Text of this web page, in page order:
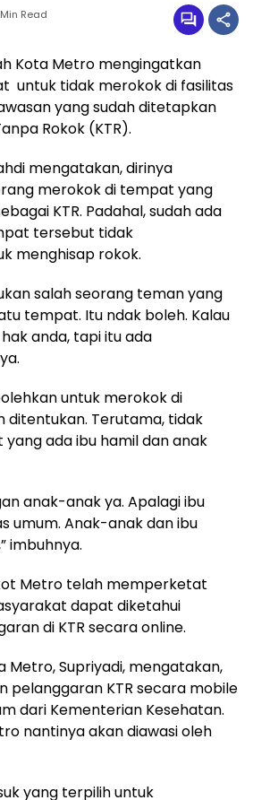
Min Read
Kota Metro mengingatkan
untuk tidak merokok di fasilitas
yang sudah ditetapkan
Rokok (KTR).
mengatakan, dirinya
merokok di tempat yang
KTR. Padahal, sudah ada
tersebut tidak
menghisap rokok.
salah seorang teman yang
tempat. Itu ndak boleh. Kalau
anda, tapi itu ada
untuk merokok di
ditentukan. Terutama, tidak
ada ibu hamil dan anak
anak-anak ya. Apalagi ibu
umum. Anak-anak dan ibu
imbuhnya.
Metro telah memperketat
dapat diketahui
di KTR secara online.
Metro, Supriyadi, mengatakan,
pelanggaran KTR secara mobile
dari Kementerian Kesehatan.
nantinya akan diawasi oleh
yang terpilih untuk